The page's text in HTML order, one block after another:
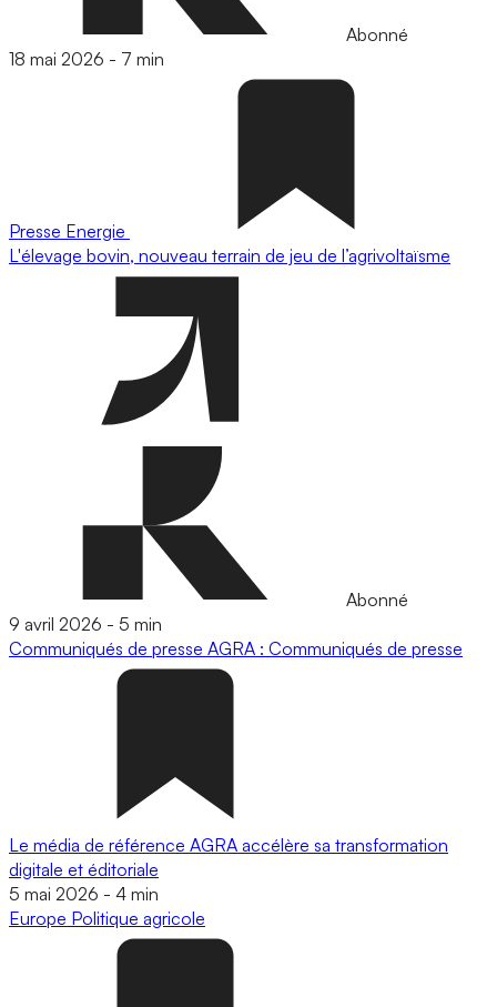
Abonné
18 mai 2026 - 7 min
Presse Energie
L'élevage bovin, nouveau terrain de jeu de l’agrivoltaïsme
Abonné
9 avril 2026 - 5 min
Communiqués de presse AGRA : Communiqués de presse
Le média de référence AGRA accélère sa transformation
digitale et éditoriale
5 mai 2026 - 4 min
Europe Politique agricole